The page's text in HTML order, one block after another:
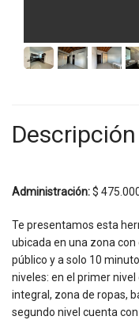
Descripción
Administración:$
Te presentamos esta
ubicada en una zona
público y a solo 10
niveles: en el primer
integral, zona de ropas,
segundo nivel cuenta